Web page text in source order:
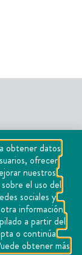
obtener datos
ofrecer
nuestros
el uso del
sociales y
información
a partir del
o continúa
obtener más